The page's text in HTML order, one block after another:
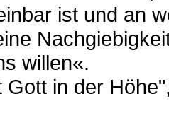
ist und an
willen«.
Gott in der